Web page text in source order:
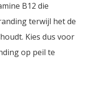
B12 die
terwijl het de
Kies dus voor
op peil te